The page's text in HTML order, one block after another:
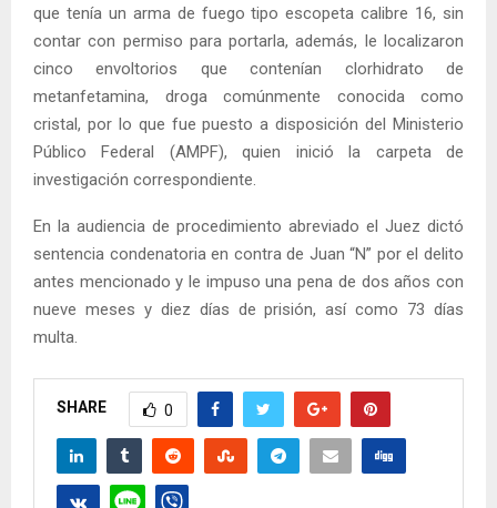
que tenía un arma de fuego tipo escopeta calibre 16, sin
contar con permiso para portarla, además, le localizaron
cinco envoltorios que contenían clorhidrato de
metanfetamina, droga comúnmente conocida como
cristal, por lo que fue puesto a disposición del Ministerio
Público Federal (AMPF), quien inició la carpeta de
investigación correspondiente.
En la audiencia de procedimiento abreviado el Juez dictó
sentencia condenatoria en contra de Juan “N” por el delito
antes mencionado y le impuso una pena de dos años con
nueve meses y diez días de prisión, así como 73 días
multa.
SHARE 0